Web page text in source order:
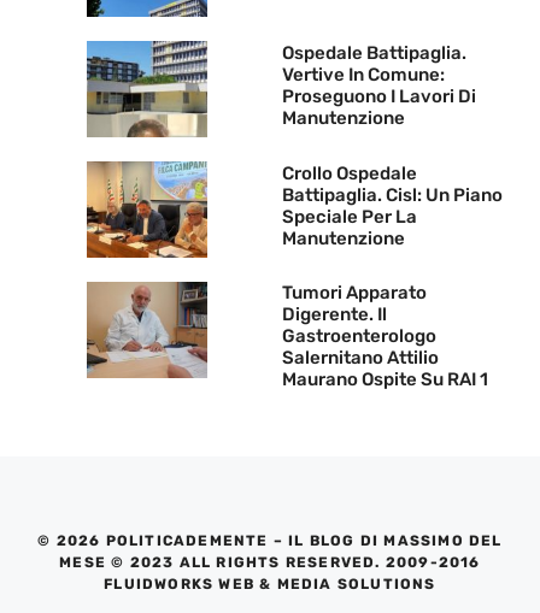
Ospedale Battipaglia.
Vertive In Comune:
Proseguono I Lavori Di
Manutenzione
Crollo Ospedale
Battipaglia. Cisl: Un Piano
Speciale Per La
Manutenzione
Tumori Apparato
Digerente. Il
Gastroenterologo
Salernitano Attilio
Maurano Ospite Su RAI 1
© 2026 POLITICADEMENTE – IL BLOG DI MASSIMO DEL
MESE © 2023 ALL RIGHTS RESERVED. 2009-2016
FLUIDWORKS WEB & MEDIA SOLUTIONS